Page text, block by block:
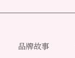
品牌故事